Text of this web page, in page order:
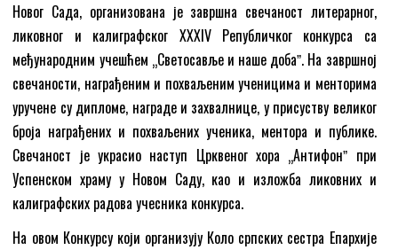
Новог Сада, организована је завршна свечаност литерарног,
ликовног и калиграфског XXXIV Републичког конкурса са
међународним учешћем „Светосавље и наше добаˮ. На завршној
свечаности, награђеним и похваљеним ученицима и менторима
уручене су дипломе, награде и захвалнице, у присуству великог
броја награђених и похваљених ученика, ментора и публике.
Свечаност је украсио наступ Црквеног хора „Антифонˮ при
Успенском храму у Новом Саду, као и изложба ликовних и
калиграфских радова учесника конкурса.
На овом Конкурсу који организују Коло српских сестра Епархије